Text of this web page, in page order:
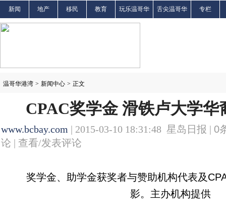
新闻 地产 移民 教育 玩乐温哥华 舌尖温哥华 专栏
温哥华港湾 > 新闻中心 > 正文
CPAC奖学金 滑铁卢大学华
www.bcbay.com | 2015-03-10 18:31:48 星岛日报 | 0
论 | 查看/发表评论
奖学金、助学金获奖者与赞助机构代表及
影。主办机构提供